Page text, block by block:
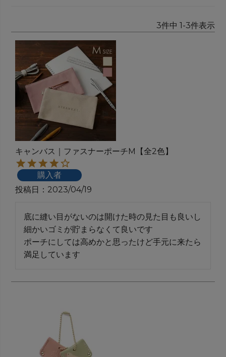
3件中 1 -3件表示
キャンバス｜ファスナーポーチM【全2色】
購入者
投稿日
2023/04/19
底に縫い目がないのは開けた時の見た目も良いし
細かいゴミが貯まらなくて良いです
ポーチにしては高めかと思ったけど手元に来たら
満足しています